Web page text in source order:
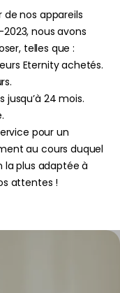
nos appareils
nous avons
telles que :
Eternity achetés.
24 mois.
pour un
au cours duquel
la plus adaptée à
attentes !